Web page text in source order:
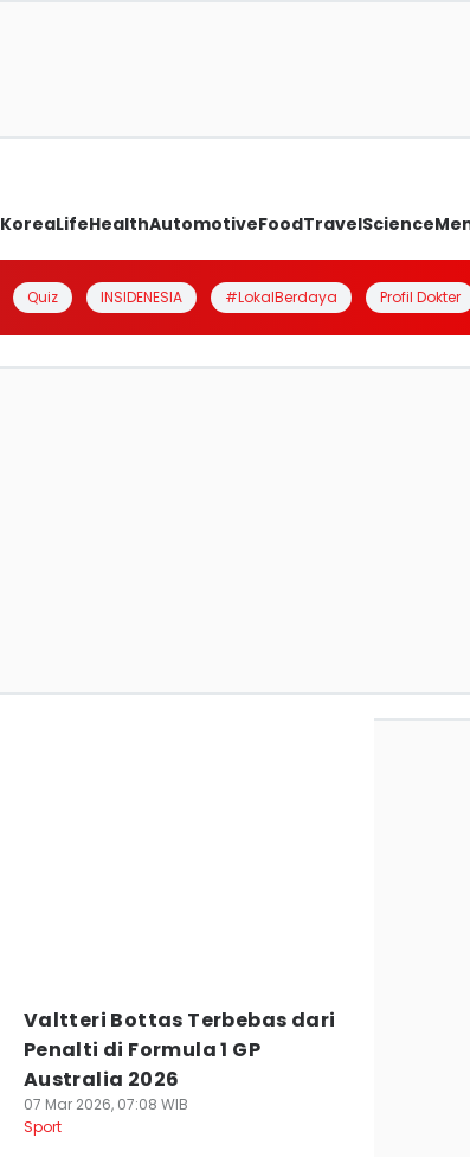
KoreaLifeHealthAutomotiveFoodTravelScience
Quiz INSIDENESIA #LokalBerdaya Profil Dokter
Valtteri Bottas Terbebas dari
Penalti di Formula 1 GP
Australia 2026
07 Mar 2026, 07:08 WIB
Sport